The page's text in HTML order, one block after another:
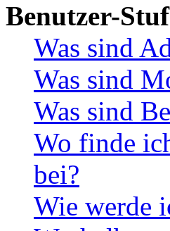
Benutzer-
Was sind
Was sind
Was sind
Wo finde
bei?
Wie werde